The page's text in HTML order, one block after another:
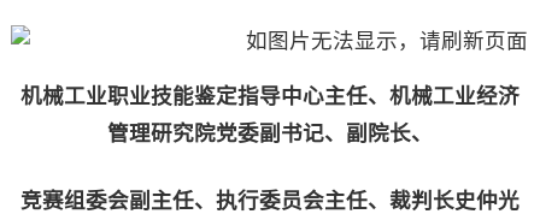
机械工业职业技能鉴定指导中心主任、机械工业经济
管理研究院党委副书记、副院长、
竞赛组委会副主任、执行委员会主任、裁判长史仲光